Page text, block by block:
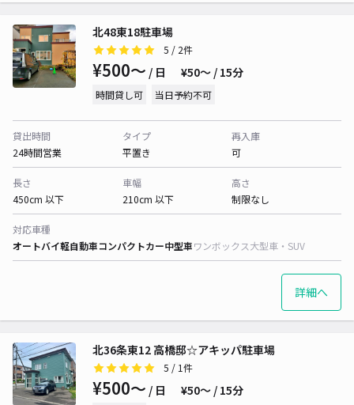
北48東18駐車場
5 / 2件
¥500〜 / 日 ¥50〜 / 15分
時間貸し可 当日予約不可
貸出時間
24時間営業
タイプ
平置き
再入庫
可
長さ
450cm 以下
車幅
210cm 以下
高さ
制限なし
対応車種
オートバイ軽自動車コンパクトカー中型車ワンボックス大型車・SUV
詳細へ
北36条東12 高橋邸☆アキッパ駐車場
5 / 1件
¥500〜 / 日 ¥50〜 / 15分